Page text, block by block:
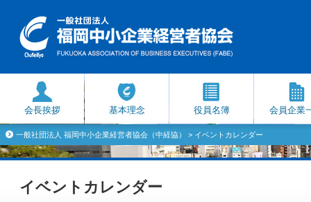
会長挨拶 基本理念 役員名簿 会員企業
一般社団法人 福岡中小企業経営者協会（中経協） > イベントカレンダー
イベントカレンダー